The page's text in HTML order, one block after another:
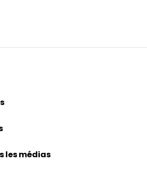
les médias